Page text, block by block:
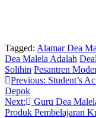
Tagged: Alamar Dea
Dea Malela Adalah
Solihin Pesantren
Post
navigation
Previous: Student’s
Depok
Next:
Guru Dea
Produk Pembelajaran